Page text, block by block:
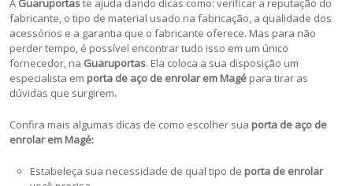
A Guaruportaste ajuda dando dicas como: verificar a reputação do
fabricante, o tipo de material usado na fabricação, a qualidade dos
acessórios e a garantia que o fabricante oferece. Mas para não
perder tempo, é possível encontrar tudo isso em um único
fornecedor, na Guaruportas. Ela coloca a sua disposição um
especialista em porta de aço de enrolar em Magé para tirar as
dúvidas que surgirem.
Confira mais algumas dicas de como escolher sua porta de aço de
enrolar em Magé:
Estabeleça sua necessidade de qual tipo de porta de enrolar